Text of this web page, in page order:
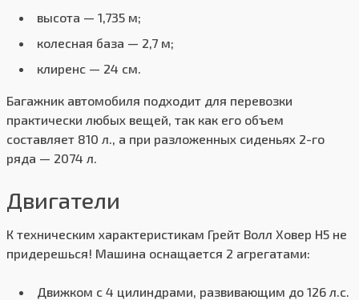
высота — 1,735 м;
колесная база — 2,7 м;
клиренс — 24 см.
Багажник автомобиля подходит для перевозки
практически любых вещей, так как его объем
составляет 810 л., а при разложенных сиденьях 2-го
ряда — 2074 л.
Двигатели
К техническим характеристикам Грейт Волл Ховер Н5 не
придерешься! Машина оснащается 2 агрегатами:
Движком с 4 цилиндрами, развивающим до 126 л.с.